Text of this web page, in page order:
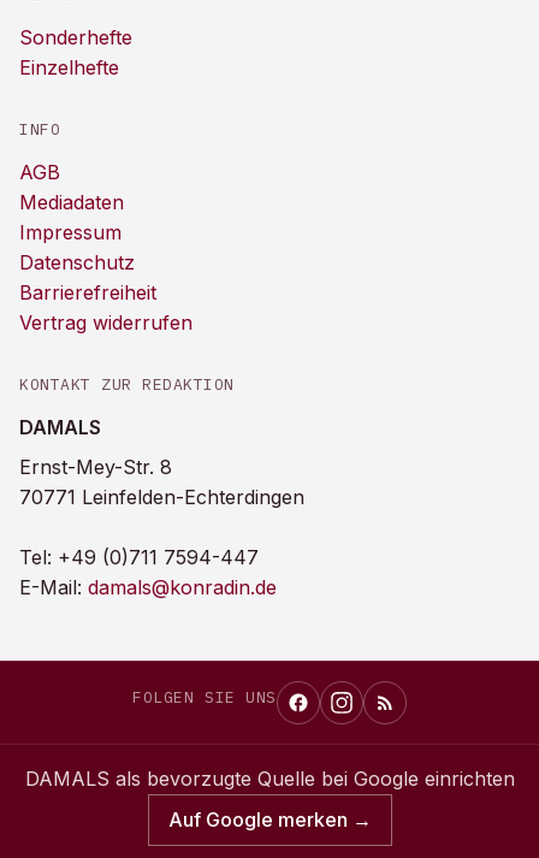
Sonderhefte
Einzelhefte
INFO
AGB
Mediadaten
Impressum
Datenschutz
Barrierefreiheit
Vertrag widerrufen
KONTAKT ZUR REDAKTION
DAMALS
Ernst-Mey-Str. 8
70771 Leinfelden-Echterdingen
Tel: +49 (0)711 7594-447
E-Mail: damals@konradin.de
FOLGEN SIE UNS
DAMALS als bevorzugte Quelle bei Google einrichten
Auf Google merken →